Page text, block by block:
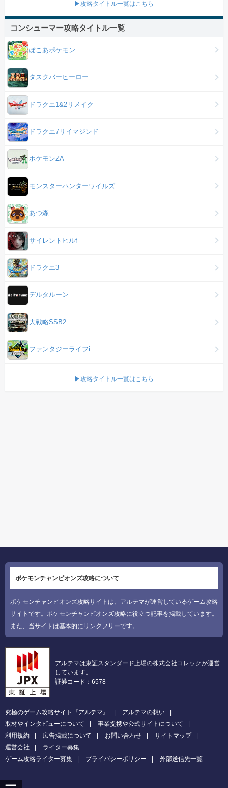
▶攻略タイトル一覧はこちら
コンシューマー攻略タイトル一覧
ぽこあポケモン
タスクバーヒーロー
ドラクエ1&2リメイク
ドラクエ7リイマジンド
ポケモンZA
モンスターハンターワイルズ
あつ森
サイレントヒルf
ドラクエ3
デルタルーン
大戦略SSB2
ファンタジーライフi
▶攻略タイトル一覧はこちら
ポケモンチャンピオンズ攻略について
ポケモンチャンピオンズ攻略サイトは、アルテマが運営しているゲーム攻略
サイトです。ポケモンチャンピオンズ攻略に役立つ記事を掲載しています。
また、当サイトは基本的にリンクフリーです。
アルテマは東証スタンダード上場の株式会社コレックが運営
しています。
証券コード：6578
究極のゲーム攻略サイト『アルテマ』
アルテマの想い
取材やインタビューについて
事業提携や公式サイトについて
利用規約
広告掲載について お問い合わせ
サイトマップ
運営会社
ライター募集
ゲーム攻略ライター募集
プライバシーポリシー 外部送信先一覧